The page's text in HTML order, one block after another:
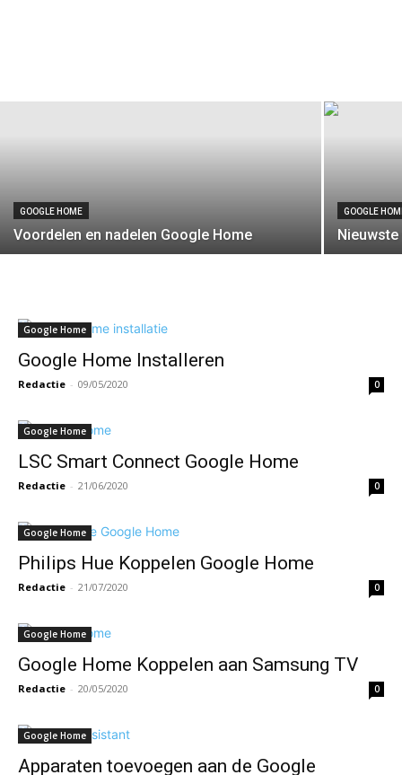
GOOGLE HOME
Voordelen en nadelen Google Home
GOOGLE
Google Home
Google Home Installeren
Redactie - 09/05/2020 0
Google Home
LSC Smart Connect Google Home
Redactie - 21/06/2020 0
Google Home
Philips Hue Koppelen Google Home
Redactie - 21/07/2020 0
Google Home
Google Home Koppelen aan Samsung TV
Redactie - 20/05/2020 0
Google Home
Apparaten toevoegen aan de Google